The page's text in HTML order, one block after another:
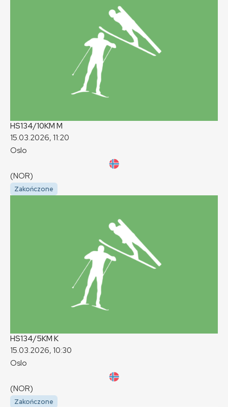
HS134/10KM M
15.03.2026, 11:20
Oslo
(NOR)
Zakończone
HS134/5KM K
15.03.2026, 10:30
Oslo
(NOR)
Zakończone